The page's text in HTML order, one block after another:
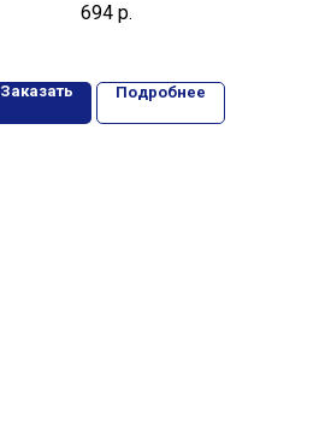
подарок для любителей
694 р.
Заказать Подробнее